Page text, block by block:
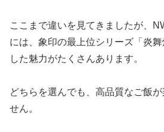
ここまで違いを見てきましたが、
には、象印の最上位シリーズ「炎
した魅力がたくさんあります。
どちらを選んでも、高品質なご飯
せん。